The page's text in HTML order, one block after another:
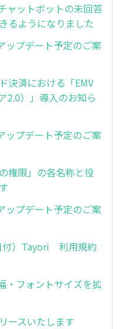
ャットボットの未回答
るようになりました
プデート予定のご案
決済における「EMV
2.0）」導入のお知ら
プデート予定のご案
権限」の各名称と役
プデート予定のご案
付）Tayori 利用規約
・フォントサイズを拡
ースいたします